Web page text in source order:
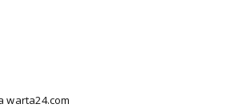
warta24.com